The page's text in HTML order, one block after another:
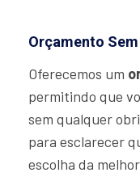
Orçamento
Oferecemos um
permitindo que
sem qualquer
para esclarecer
escolha da